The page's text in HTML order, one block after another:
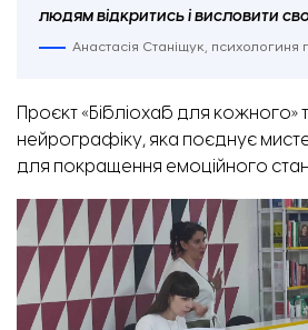
людям відкритись і висловити
Анастасія Станіщук, психологиня
Проєкт «Бібліохаб для
нейрографіку, яка поєднує
для покращення емоційного